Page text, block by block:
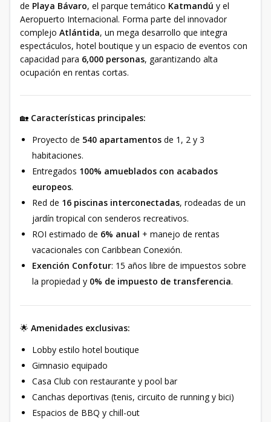
de Playa Bávaro, el parque temático Katmandú y el
Aeropuerto Internacional. Forma parte del innovador
complejo Atlántida, un mega desarrollo que integra
espectáculos, hotel boutique y un espacio de eventos con
capacidad para 6,000 personas, garantizando alta
ocupación en rentas cortas.
🏡 Características principales:
Proyecto de 540 apartamentos de 1, 2 y 3
habitaciones.
Entregados 100% amueblados con acabados
europeos.
Red de 16 piscinas interconectadas, rodeadas de un
jardín tropical con senderos recreativos.
ROI estimado de 6% anual + manejo de rentas
vacacionales con Caribbean Conexión.
Exención Confotur: 15 años libre de impuestos sobre
la propiedad y 0% de impuesto de transferencia.
🌟 Amenidades exclusivas:
Lobby estilo hotel boutique
Gimnasio equipado
Casa Club con restaurante y pool bar
Canchas deportivas (tenis, circuito de running y bici)
Espacios de BBQ y chill-out